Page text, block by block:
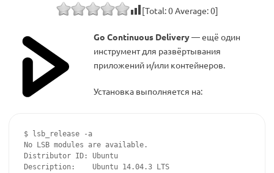
[Total:0Average:0]
Go Continuous Delivery— ещё один
инструмент для развёртывания
приложений и/или контейнеров.
Установка выполняется на:
$ lsb_release -a
No LSB modules are available.
Distributor ID:	Ubuntu
Description:	Ubuntu 14.04.3 LTS